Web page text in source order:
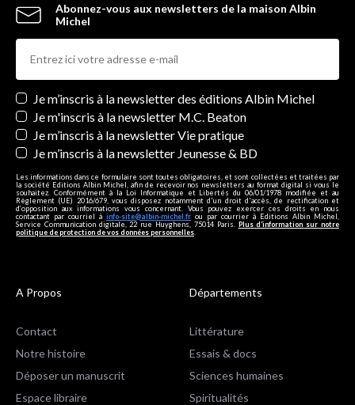
Abonnez-vous aux newsletters de la maison Albin
Michel
Newsletters
Je m’inscris à la newsletter des éditions Albin Michel
Je m'inscris à la newsletter M.C. Beaton
Je m’inscris à la newsletter Vie pratique
Je m’inscris à la newsletter Jeunesse & BD
Les informations dans ce formulaire sont toutes obligatoires, et sont collectées et traitées par
la société Editions Albin Michel, afin de recevoir nos newsletters au format digital si vous le
souhaitez. Conformément à la Loi Informatique et Libertés du 06/01/1978 modifiée et au
Règlement (UE) 2016/679, vous disposez notamment d'un droit d'accès, de rectification et
d’opposition aux informations vous concernant. Vous pouvez exercer ces droits en nous
contactant par courriel à info-site@albin-michel.fr ou par courrier à Editions Albin Michel,
Service Communication digitale, 22 rue Huyghens, 75014 Paris. Plus d’information sur notre
politique de protection de vos données personnelles
A Propos
Contact
Notre histoire
Déposer un manuscrit
Espace libraire
Départements
Littérature
Essais & docs
Sciences humaines
Spiritualités